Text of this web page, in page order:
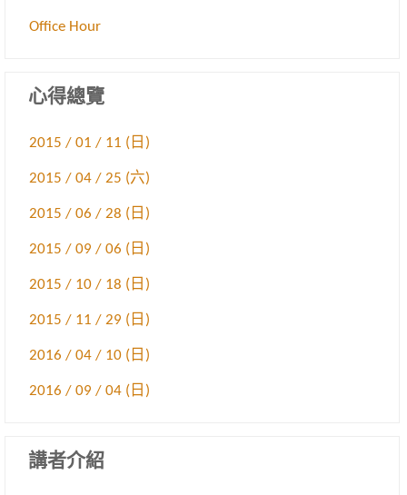
Office Hour
心得總覽
2015 / 01 / 11 (日)
2015 / 04 / 25 (六)
2015 / 06 / 28 (日)
2015 / 09 / 06 (日)
2015 / 10 / 18 (日)
2015 / 11 / 29 (日)
2016 / 04 / 10 (日)
2016 / 09 / 04 (日)
講者介紹